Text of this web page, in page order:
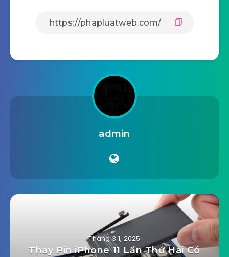
admin
Tháng 3 1, 2025
Thay Pin iPhone 11 Lần Thứ Hai Có